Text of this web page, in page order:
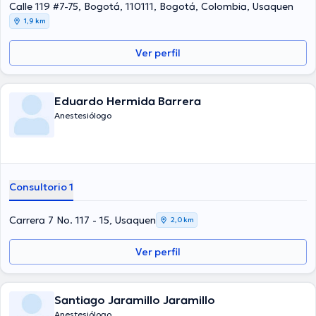
Calle 119 #7-75, Bogotá, 110111, Bogotá, Colombia, Usaquen
1,9 km
Ver perfil
Eduardo Hermida Barrera
Anestesiólogo
Consultorio 1
Carrera 7 No. 117 - 15, Usaquen 2,0 km
Ver perfil
Santiago Jaramillo Jaramillo